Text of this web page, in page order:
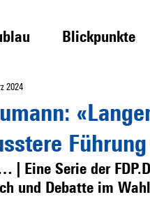
Blickpunkte
2024
| Eine Serie der
und Debatte im